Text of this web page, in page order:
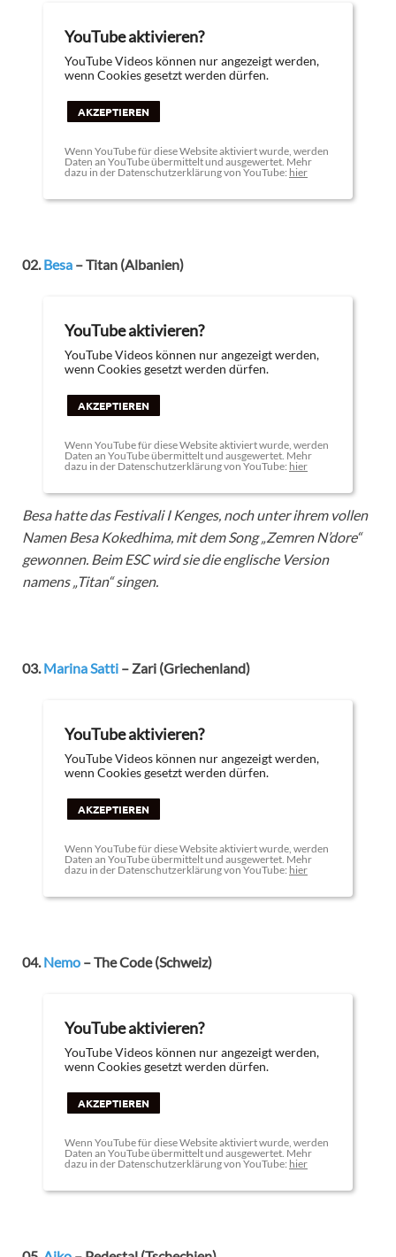
YouTube aktivieren?
YouTube Videos können nur angezeigt werden,
wenn Cookies gesetzt werden dürfen.
AKZEPTIEREN
Wenn YouTube für diese Website aktiviert wurde, werden
Daten an YouTube übermittelt und ausgewertet. Mehr
dazu in der Datenschutzerklärung von YouTube: hier
02.Besa – Titan (Albanien)
YouTube aktivieren?
YouTube Videos können nur angezeigt werden,
wenn Cookies gesetzt werden dürfen.
AKZEPTIEREN
Wenn YouTube für diese Website aktiviert wurde, werden
Daten an YouTube übermittelt und ausgewertet. Mehr
dazu in der Datenschutzerklärung von YouTube: hier
Besa hatte das Festivali I Kenges, noch unter ihrem vollen
Namen Besa Kokedhima, mit dem Song „Zemren N’dore“
gewonnen. Beim ESC wird sie die englische Version
namens „Titan“ singen.
03.Marina Satti – Zari (Griechenland)
YouTube aktivieren?
YouTube Videos können nur angezeigt werden,
wenn Cookies gesetzt werden dürfen.
AKZEPTIEREN
Wenn YouTube für diese Website aktiviert wurde, werden
Daten an YouTube übermittelt und ausgewertet. Mehr
dazu in der Datenschutzerklärung von YouTube: hier
04.Nemo – The Code (Schweiz)
YouTube aktivieren?
YouTube Videos können nur angezeigt werden,
wenn Cookies gesetzt werden dürfen.
AKZEPTIEREN
Wenn YouTube für diese Website aktiviert wurde, werden
Daten an YouTube übermittelt und ausgewertet. Mehr
dazu in der Datenschutzerklärung von YouTube: hier